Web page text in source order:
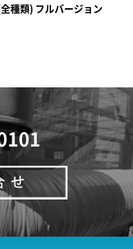
種類) フルバージョン